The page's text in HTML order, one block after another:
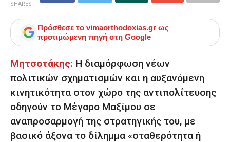
SHARES
Πρόσθεσε το vimaorthodoxias.gr ως
προτιμώμενη πηγή στη Google
Μητσοτάκης: Η διαμόρφωση νέων
πολιτικών σχηματισμών και η αυξανόμενη
κινητικότητα στον χώρο της αντιπολίτευσης
οδηγούν το Μέγαρο Μαξίμου σε
αναπροσαρμογή της στρατηγικής του, με
βασικό άξονα το δίλημμα «σταθερότητα ή